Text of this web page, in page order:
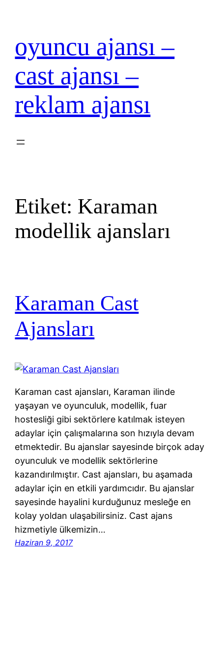
oyuncu ajansı –
cast ajansı –
reklam ajansı
Etiket: Karaman
modellik ajansları
Karaman Cast
Ajansları
Karaman cast ajansları, Karaman ilinde
yaşayan ve oyunculuk, modellik, fuar
hostesliği gibi sektörlere katılmak isteyen
adaylar için çalışmalarına son hızıyla devam
etmektedir. Bu ajanslar sayesinde birçok aday
oyunculuk ve modellik sektörlerine
kazandırılmıştır. Cast ajansları, bu aşamada
adaylar için en etkili yardımcıdır. Bu ajanslar
sayesinde hayalini kurduğunuz mesleğe en
kolay yoldan ulaşabilirsiniz. Cast ajans
hizmetiyle ülkemizin…
Haziran 9, 2017